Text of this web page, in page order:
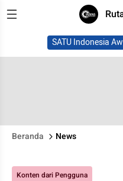
SATU Indonesia
Beranda News
Konten dari Pengguna